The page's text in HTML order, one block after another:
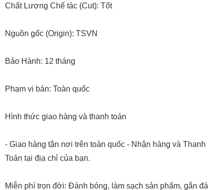
Chất Lượng Chế tác (Cut): Tốt
Nguồn gốc (Origin): TSVN
Bảo Hành: 12 tháng
Phạm vi bán: Toàn quốc
Hình thức giao hàng và thanh toán
- Giao hàng tận nơi trên toàn quốc - Nhận hàng và Thanh
Toán tại địa chỉ của bạn.
Miễn phí trọn đời: Đánh bóng, làm sạch sản phẩm, gắn đá